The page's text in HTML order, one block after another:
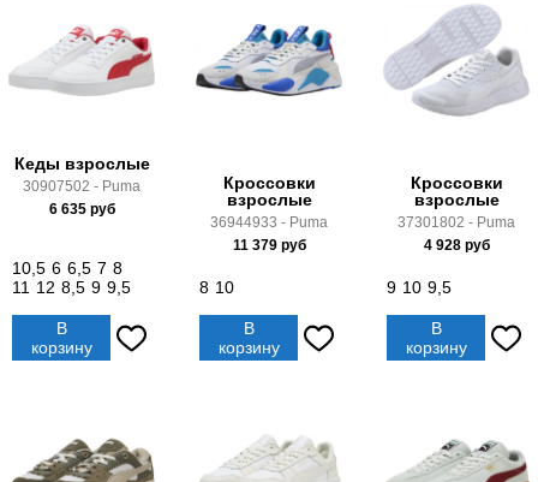
Кеды взрослые
30907502 - Puma
6 635руб
10,5 6 6,5 7 8
11 12 8,5 9 9,5
В
корзину
Кроссовки
взрослые
36944933 - Puma
11 379руб
8 10
В
корзину
Кроссовки
взрослые
37301802 - Puma
4 928руб
9 10 9,5
В
корзину